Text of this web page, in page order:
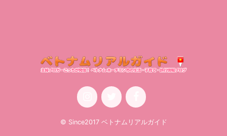
© Since2017 ベトナムリアルガイド